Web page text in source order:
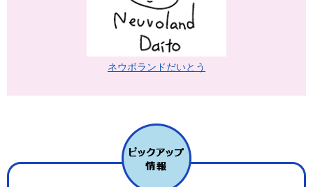
ネウボランドだいとう